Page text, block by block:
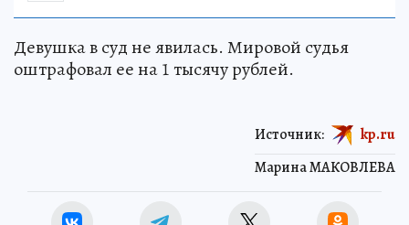
Девушка в суд не явилась. Мировой судья
оштрафовал ее на 1 тысячу рублей.
Марина МАКОВЛЕВА
Источник: kp.ru